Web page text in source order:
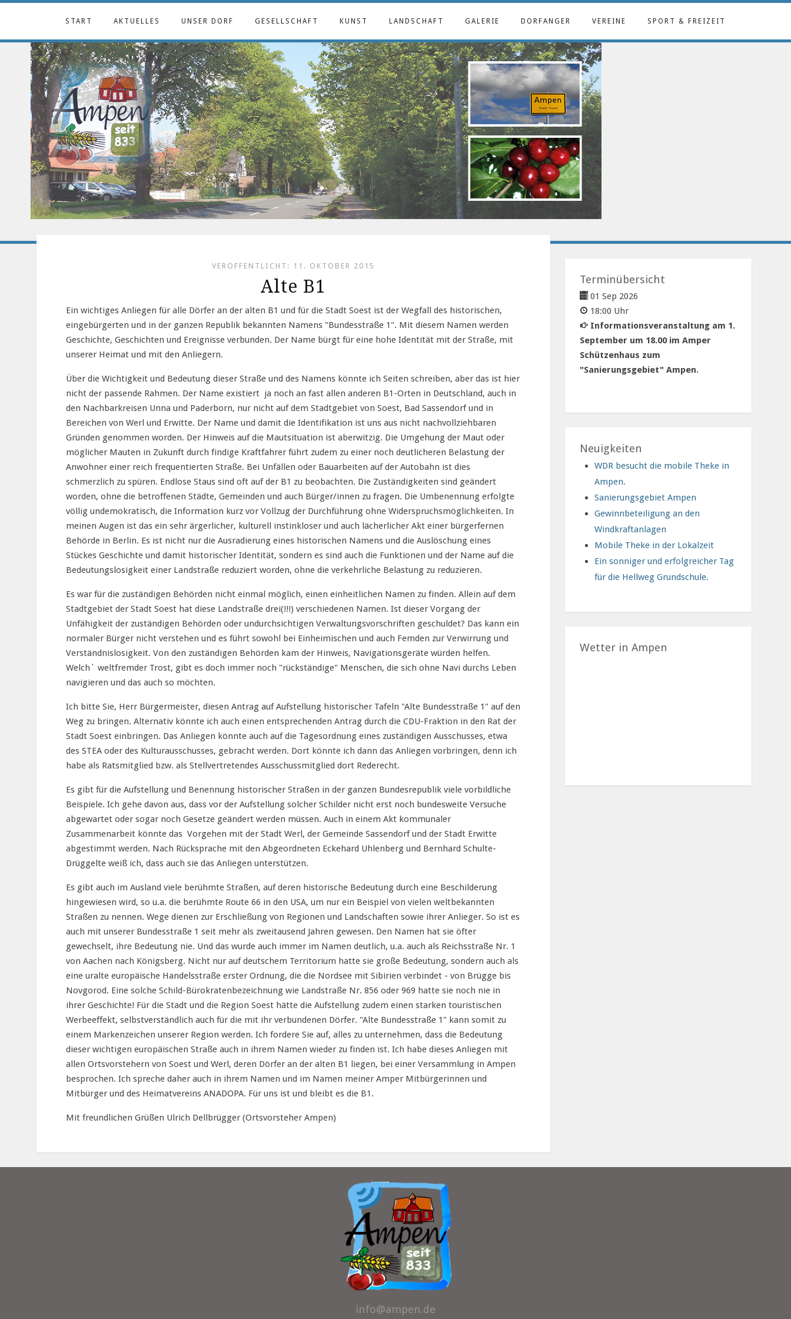
START AKTUELLES UNSER DORF GESELLSCHAFT KUNST LANDSCHAFT GALERIE DORFANGER VEREINE SPORT & FREIZEIT
Terminübersicht
01 Sep 2026
18:00 Uhr
Informationsveranstaltung am 1.
September um 18.00 im Amper
Schützenhaus zum
"Sanierungsgebiet" Ampen.
Neuigkeiten
WDR besucht die mobile Theke in
Ampen.
Sanierungsgebiet Ampen
Gewinnbeteiligung an den
Windkraftanlagen
Mobile Theke in der Lokalzeit
Ein sonniger und erfolgreicher Tag
für die Hellweg Grundschule.
Wetter in Ampen
VERÖFFENTLICHT: 11. OKTOBER 2015
Alte B1
Ein wichtiges Anliegen für alle Dörfer an der alten B1 und für die Stadt Soest ist der Wegfall des historischen,
eingebürgerten und in der ganzen Republik bekannten Namens "Bundesstraße 1". Mit diesem Namen werden
Geschichte, Geschichten und Ereignisse verbunden. Der Name bürgt für eine hohe Identität mit der Straße, mit
unserer Heimat und mit den Anliegern.
Über die Wichtigkeit und Bedeutung dieser Straße und des Namens könnte ich Seiten schreiben, aber das ist hier
nicht der passende Rahmen. Der Name existiert ja noch an fast allen anderen B1-Orten in Deutschland, auch in
den Nachbarkreisen Unna und Paderborn, nur nicht auf dem Stadtgebiet von Soest, Bad Sassendorf und in
Bereichen von Werl und Erwitte. Der Name und damit die Identifikation ist uns aus nicht nachvollziehbaren
Gründen genommen worden. Der Hinweis auf die Mautsituation ist aberwitzig. Die Umgehung der Maut oder
möglicher Mauten in Zukunft durch findige Kraftfahrer führt zudem zu einer noch deutlicheren Belastung der
Anwohner einer reich frequentierten Straße. Bei Unfällen oder Bauarbeiten auf der Autobahn ist dies
schmerzlich zu spüren. Endlose Staus sind oft auf der B1 zu beobachten. Die Zuständigkeiten sind geändert
worden, ohne die betroffenen Städte, Gemeinden und auch Bürger/innen zu fragen. Die Umbenennung erfolgte
völlig undemokratisch, die Information kurz vor Vollzug der Durchführung ohne Widerspruchsmöglichkeiten. In
meinen Augen ist das ein sehr ärgerlicher, kulturell instinkloser und auch lächerlicher Akt einer bürgerfernen
Behörde in Berlin. Es ist nicht nur die Ausradierung eines historischen Namens und die Auslöschung eines
Stückes Geschichte und damit historischer Identität, sondern es sind auch die Funktionen und der Name auf die
Bedeutungslosigkeit einer Landstraße reduziert worden, ohne die verkehrliche Belastung zu reduzieren.
Es war für die zuständigen Behörden nicht einmal möglich, einen einheitlichen Namen zu finden. Allein auf dem
Stadtgebiet der Stadt Soest hat diese Landstraße drei(!!!) verschiedenen Namen. Ist dieser Vorgang der
Unfähigkeit der zuständigen Behörden oder undurchsichtigen Verwaltungsvorschriften geschuldet? Das kann ein
normaler Bürger nicht verstehen und es führt sowohl bei Einheimischen und auch Femden zur Verwirrung und
Verständnislosigkeit. Von den zuständigen Behörden kam der Hinweis, Navigationsgeräte würden helfen.
Welch` weltfremder Trost, gibt es doch immer noch "rückständige" Menschen, die sich ohne Navi durchs Leben
navigieren und das auch so möchten.
Ich bitte Sie, Herr Bürgermeister, diesen Antrag auf Aufstellung historischer Tafeln "Alte Bundesstraße 1" auf den
Weg zu bringen. Alternativ könnte ich auch einen entsprechenden Antrag durch die CDU-Fraktion in den Rat der
Stadt Soest einbringen. Das Anliegen könnte auch auf die Tagesordnung eines zuständigen Ausschusses, etwa
des STEA oder des Kulturausschusses, gebracht werden. Dort könnte ich dann das Anliegen vorbringen, denn ich
habe als Ratsmitglied bzw. als Stellvertretendes Ausschussmitglied dort Rederecht.
Es gibt für die Aufstellung und Benennung historischer Straßen in der ganzen Bundesrepublik viele vorbildliche
Beispiele. Ich gehe davon aus, dass vor der Aufstellung solcher Schilder nicht erst noch bundesweite Versuche
abgewartet oder sogar noch Gesetze geändert werden müssen. Auch in einem Akt kommunaler
Zusammenarbeit könnte das Vorgehen mit der Stadt Werl, der Gemeinde Sassendorf und der Stadt Erwitte
abgestimmt werden. Nach Rücksprache mit den Abgeordneten Eckehard Uhlenberg und Bernhard Schulte-
Drüggelte weiß ich, dass auch sie das Anliegen unterstützen.
Es gibt auch im Ausland viele berühmte Straßen, auf deren historische Bedeutung durch eine Beschilderung
hingewiesen wird, so u.a. die berühmte Route 66 in den USA, um nur ein Beispiel von vielen weltbekannten
Straßen zu nennen. Wege dienen zur Erschließung von Regionen und Landschaften sowie ihrer Anlieger. So ist es
auch mit unserer Bundesstraße 1 seit mehr als zweitausend Jahren gewesen. Den Namen hat sie öfter
gewechselt, ihre Bedeutung nie. Und das wurde auch immer im Namen deutlich, u.a. auch als Reichsstraße Nr. 1
von Aachen nach Königsberg. Nicht nur auf deutschem Territorium hatte sie große Bedeutung, sondern auch als
eine uralte europäische Handelsstraße erster Ordnung, die die Nordsee mit Sibirien verbindet - von Brügge bis
Novgorod. Eine solche Schild-Bürokratenbezeichnung wie Landstraße Nr. 856 oder 969 hatte sie noch nie in
ihrer Geschichte! Für die Stadt und die Region Soest hätte die Aufstellung zudem einen starken touristischen
Werbeeffekt, selbstverständlich auch für die mit ihr verbundenen Dörfer. "Alte Bundesstraße 1" kann somit zu
einem Markenzeichen unserer Region werden. Ich fordere Sie auf, alles zu unternehmen, dass die Bedeutung
dieser wichtigen europäischen Straße auch in ihrem Namen wieder zu finden ist. Ich habe dieses Anliegen mit
allen Ortsvorstehern von Soest und Werl, deren Dörfer an der alten B1 liegen, bei einer Versammlung in Ampen
besprochen. Ich spreche daher auch in ihrem Namen und im Namen meiner Amper Mitbürgerinnen und
Mitbürger und des Heimatvereins ANADOPA. Für uns ist und bleibt es die B1.
Mit freundlichen Grüßen Ulrich Dellbrügger (Ortsvorsteher Ampen)
info@ampen.de